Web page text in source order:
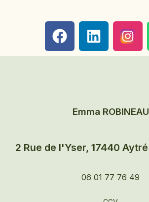
F
a
c
L
i
n
i
Emma ROBINEAU
2 Rue de l'Yser, 17440 Aytré
06 01 77 76 49